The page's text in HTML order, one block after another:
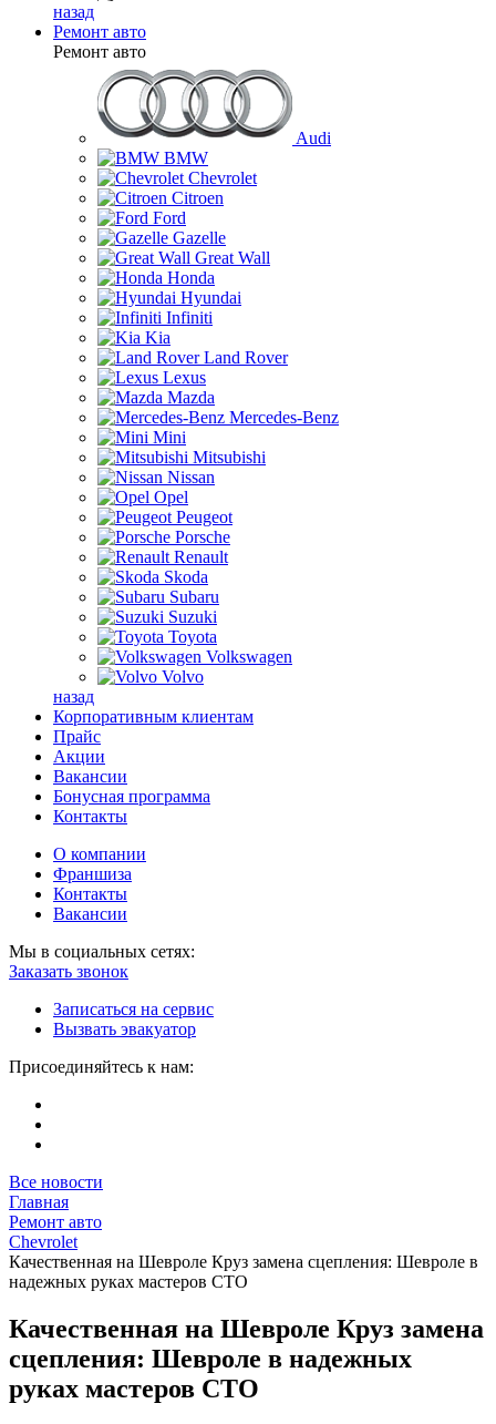
назад
Ремонт авто
Ремонт авто
Audi
BMW
Chevrolet
Citroen
Ford
Gazelle
Great Wall
Honda
Hyundai
Infiniti
Kia
Land Rover
Lexus
Mazda
Mercedes-Benz
Mini
Mitsubishi
Nissan
Opel
Peugeot
Porsche
Renault
Skoda
Subaru
Suzuki
Toyota
Volkswagen
Volvo
назад
Корпоративным клиентам
Прайс
Акции
Вакансии
Бонусная программа
Контакты
О компании
Франшиза
Контакты
Вакансии
Мы в социальных сетях:
Заказать звонок
Записаться на сервис
Вызвать эвакуатор
Присоединяйтесь к нам:
Все новости
Главная
Ремонт авто
Chevrolet
Качественная на Шевроле Круз замена сцепления: Шевроле в
надежных руках мастеров СТО
Качественная на Шевроле Круз замена
сцепления: Шевроле в надежных
руках мастеров СТО